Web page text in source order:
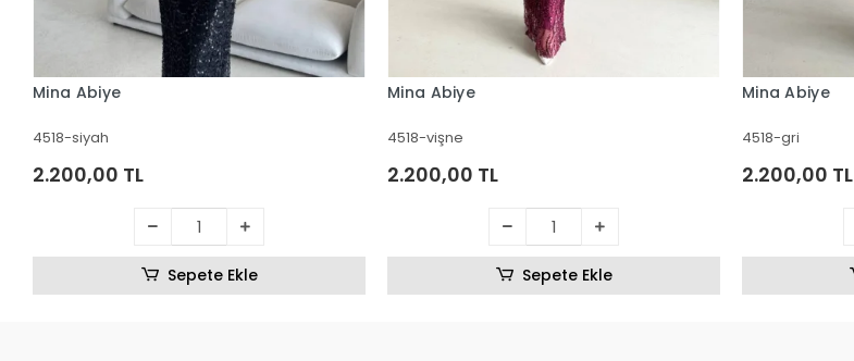
Mina Abiye
4518-siyah
2.200,00 TL
Sepete Ekle
Mina Abiye
4518-vişne
2.200,00 TL
Sepete Ekle
Mina Abiye
4518-gri
2.200,00 TL